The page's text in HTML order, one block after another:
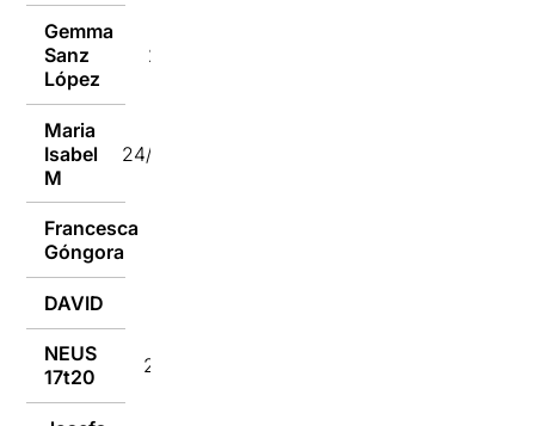
Gemma
Sanz
López
24/01/2017
Maria
Isabel
M
24/01/2017
Francesca
Góngora
DAVID
NEUS
17t20
24/01/2017